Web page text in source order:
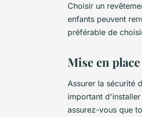
Choisir un
enfants peuvent
préférable de
Mise en
Assurer la sécurité
important
assurez-vous que